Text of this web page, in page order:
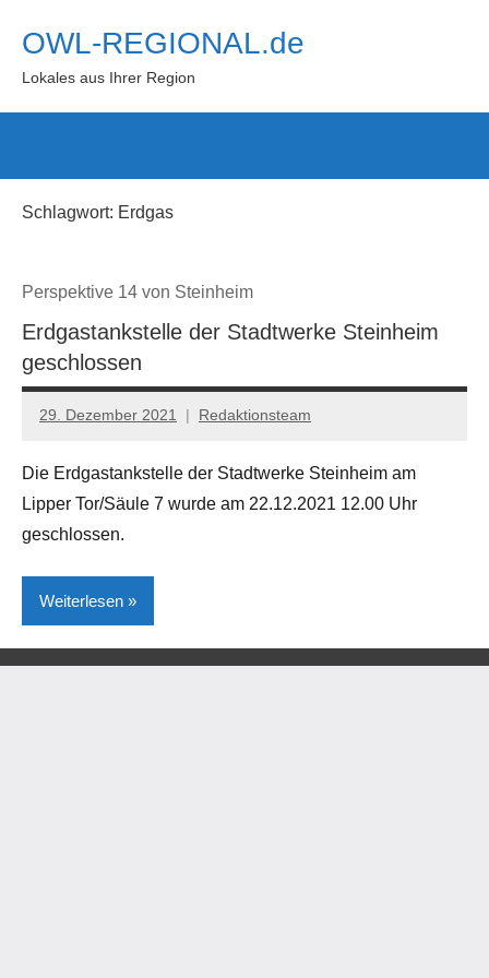
Inhalt
springen
OWL-REGIONAL.de
Lokales aus Ihrer Region
Schlagwort: Erdgas
Perspektive 14 von Steinheim
Erdgastankstelle der Stadtwerke Steinheim
geschlossen
29. Dezember 2021 Redaktionsteam
Die Erdgastankstelle der Stadtwerke Steinheim am
Lipper Tor/Säule 7 wurde am 22.12.2021 12.00 Uhr
geschlossen.
Weiterlesen
Lokales